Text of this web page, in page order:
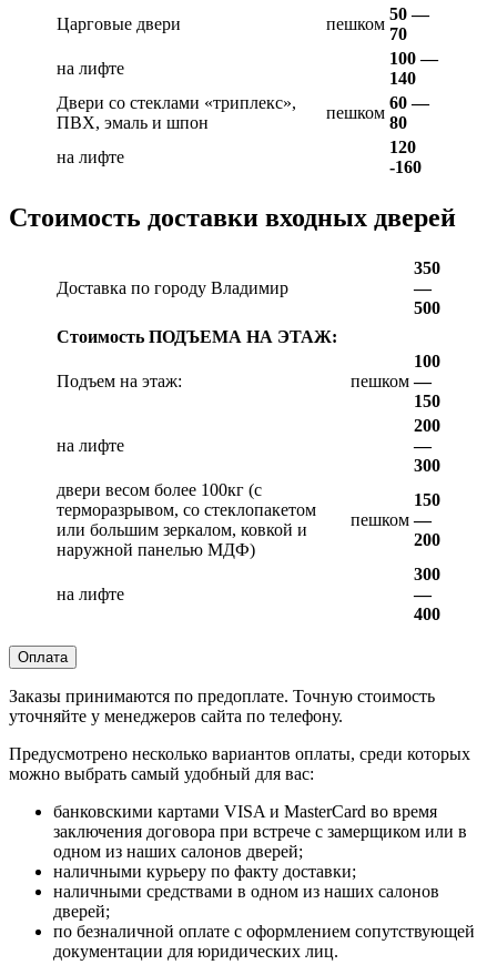
Царговые двери
пешком
50 —
70
на лифте
100 —
140
Двери со стеклами «триплекс»,
ПВХ, эмаль и шпон
пешком
60 —
80
на лифте
120
-160
Стоимость доставки входных дверей
Доставка по городу Владимир
350
—
500
Стоимость ПОДЪЕМА НА ЭТАЖ:
Подъем на этаж: пешком
100
—
150
на лифте
200
—
300
двери весом более 100кг (с
терморазрывом, со стеклопакетом
или большим зеркалом, ковкой и
наружной панелью МДФ)
пешком
150
—
200
на лифте
300
—
400
Оплата
Заказы принимаются по предоплате. Точную стоимость
уточняйте у менеджеров сайта по телефону.
Предусмотрено несколько вариантов оплаты, среди которых
можно выбрать самый удобный для вас:
банковскими картами VISA и MasterCard во время
заключения договора при встрече с замерщиком или в
одном из наших салонов дверей;
наличными курьеру по факту доставки;
наличными средствами в одном из наших салонов
дверей;
по безналичной оплате с оформлением сопутствующей
документации для юридических лиц.